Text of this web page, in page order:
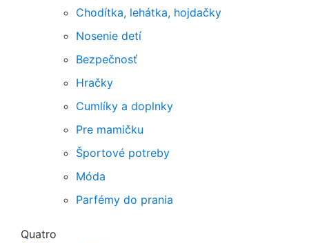
Chodítka, lehátka, hojdačky
Nosenie detí
Bezpečnosť
Hračky
Cumlíky a doplnky
Pre mamičku
Športové potreby
Móda
Parfémy do prania
Quatro